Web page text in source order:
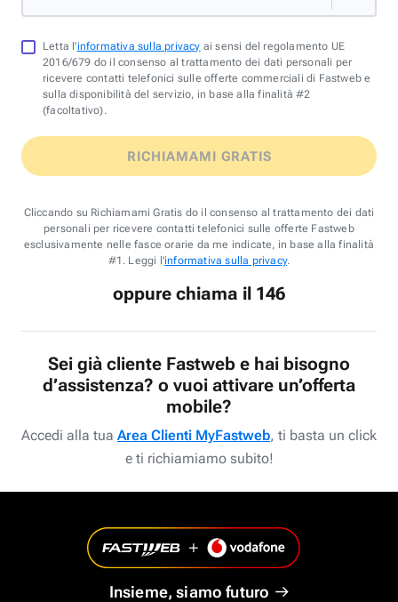
Letta l'informativa sulla privacy ai sensi del regolamento UE
2016/679 do il consenso al trattamento dei dati personali per
ricevere contatti telefonici sulle offerte commerciali di Fastweb e
sulla disponibilità del servizio, in base alla finalità #2
(facoltativo).
RICHIAMAMI GRATIS
Cliccando su Richiamami Gratis do il consenso al trattamento dei dati
personali per ricevere contatti telefonici sulle offerte Fastweb
esclusivamente nelle fasce orarie da me indicate, in base alla finalità
#1. Leggi l'informativa sulla privacy.
oppure chiama il 146
Sei già cliente Fastweb e hai bisogno
d’assistenza? o vuoi attivare un’offerta
mobile?
Accedi alla tua Area Clienti MyFastweb, ti basta un click
e ti richiamiamo subito!
Insieme, siamo futuro